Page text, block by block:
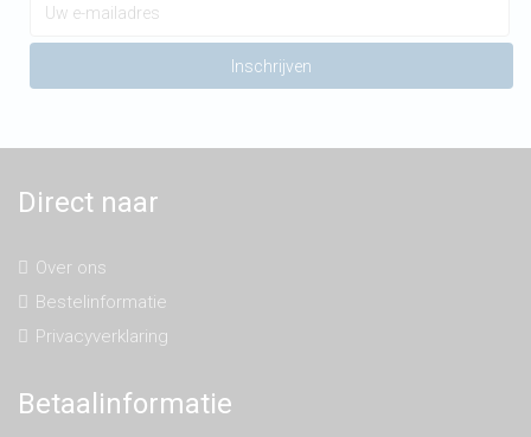
Direct naar
Over ons
Bestelinformatie
Privacyverklaring
Betaalinformatie